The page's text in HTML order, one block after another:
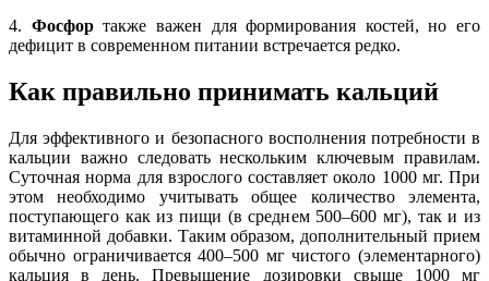
4. Фосфортакже важен для формирования костей, но его
дефицит в современном питании встречается редко.
Как правильно принимать кальций
Для эффективного и безопасного восполнения потребности в
кальции важно следовать нескольким ключевым правилам.
Суточная норма для взрослого составляет около 1000 мг. При
этом необходимо учитывать общее количество элемента,
поступающего как из пищи (в среднем 500–600 мг), так и из
витаминной добавки. Таким образом, дополнительный прием
обычно ограничивается 400–500 мг чистого (элементарного)
кальция в день. Превышение дозировки свыше 1000 мг